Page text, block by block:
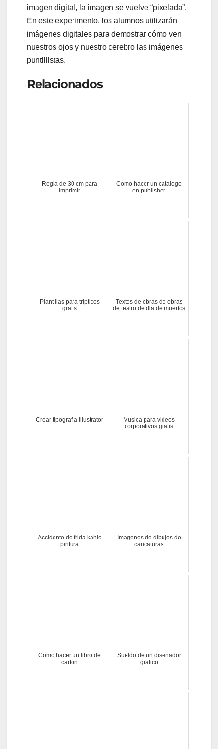
imagen digital, la imagen se vuelve “pixelada”.
En este experimento, los alumnos utilizarán
imágenes digitales para demostrar cómo ven
nuestros ojos y nuestro cerebro las imágenes
puntillistas.
Relacionados
Regla de 30 cm para
imprimir
Como hacer un catalogo
en publisher
Plantillas para tripticos
gratis
Textos de obras de obras
de teatro de dia de muertos
Crear tipografia illustrator
Musica para videos
corporativos gratis
Accidente de frida kahlo
pintura
Imagenes de dibujos de
caricaturas
Como hacer un libro de
carton
Sueldo de un diseñador
grafico